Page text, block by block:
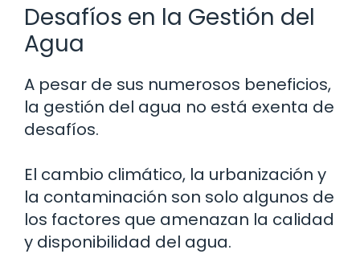
Desafíos en la Gestión del
Agua
A pesar de sus numerosos beneficios,
la gestión del agua no está exenta de
desafíos.
El cambio climático, la urbanización y
la contaminación son solo algunos de
los factores que amenazan la calidad
y disponibilidad del agua.